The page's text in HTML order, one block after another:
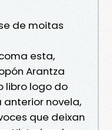
de moitas
esta,
Arantza
libro logo do
anterior novela,
que deixan